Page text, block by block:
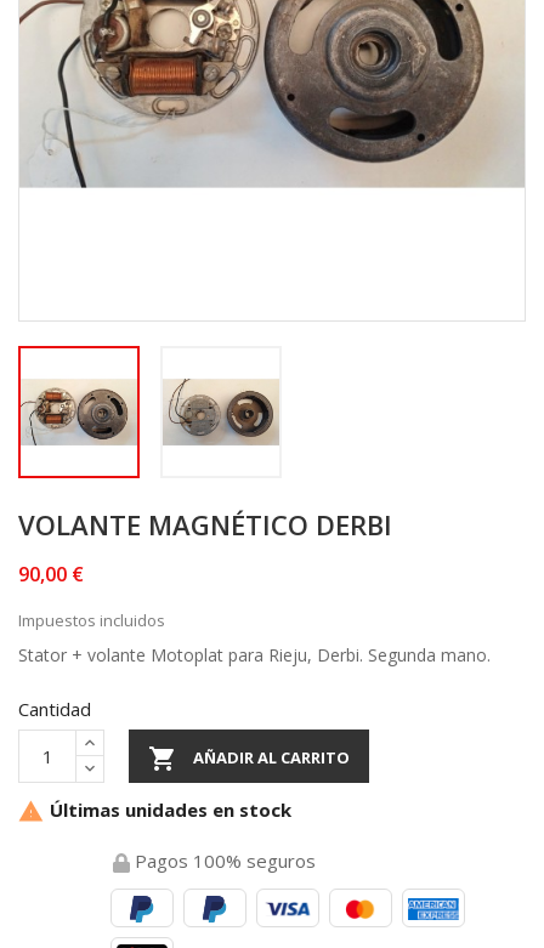
VOLANTE MAGNÉTICO DERBI
90,00 €
Impuestos incluidos
Stator + volante Motoplat para Rieju, Derbi. Segunda mano.
Cantidad
 AÑADIR AL CARRITO
 Últimas unidades en stock
Pagos 100% seguros